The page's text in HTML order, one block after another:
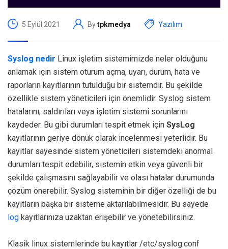
5 Eylül 2021 Bytpkmedya Yazılım
Syslog nedir Linux işletim sistemimizde neler olduğunu
anlamak için sistem oturum açma, uyarı, durum, hata ve
raporların kayıtlarının tutulduğu bir sistemdir. Bu şekilde
özellikle sistem yöneticileri için önemlidir. Syslog sistem
hatalarını, saldırıları veya işletim sistemi sorunlarını
kaydeder. Bu gibi durumları tespit etmek için SysLog
kayıtlarının geriye dönük olarak incelenmesi yeterlidir. Bu
kayıtlar sayesinde sistem yöneticileri sistemdeki anormal
durumları tespit edebilir, sistemin etkin veya güvenli bir
şekilde çalışmasını sağlayabilir ve olası hatalar durumunda
çözüm önerebilir. Syslog sisteminin bir diğer özelliği de bu
kayıtların başka bir sisteme aktarılabilmesidir. Bu sayede
log kayıtlarınıza uzaktan erişebilir ve yönetebilirsiniz.
Klasik linux sistemlerinde bu kayıtlar /etc/syslog.conf